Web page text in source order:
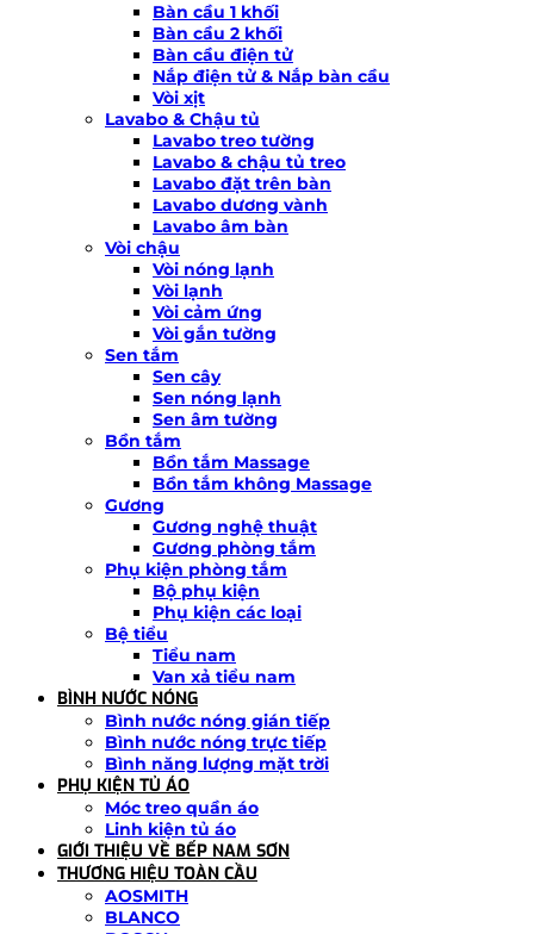
Bàn cầu 1 khối
Bàn cầu 2 khối
Bàn cầu điện tử
Nắp điện tử & Nắp bàn cầu
Vòi xịt
Lavabo & Chậu tủ
Lavabo treo tường
Lavabo & chậu tủ treo
Lavabo đặt trên bàn
Lavabo dương vành
Lavabo âm bàn
Vòi chậu
Vòi nóng lạnh
Vòi lạnh
Vòi cảm ứng
Vòi gắn tường
Sen tắm
Sen cây
Sen nóng lạnh
Sen âm tường
Bồn tắm
Bồn tắm Massage
Bồn tắm không Massage
Gương
Gương nghệ thuật
Gương phòng tắm
Phụ kiện phòng tắm
Bộ phụ kiện
Phụ kiện các loại
Bệ tiểu
Tiểu nam
Van xả tiểu nam
BÌNH NƯỚC NÓNG
Bình nước nóng gián tiếp
Bình nước nóng trực tiếp
Bình năng lượng mặt trời
PHỤ KIỆN TỦ ÁO
Móc treo quần áo
Linh kiện tủ áo
GIỚI THIỆU VỀ BẾP NAM SƠN
THƯƠNG HIỆU TOÀN CẦU
AOSMITH
BLANCO